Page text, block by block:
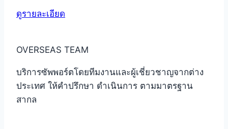
ดูรายละเอียด
OVERSEAS TEAM
บริการซัพพอร์ตโดยทีมงานและผู้เชี่ยวชาญจากต่าง
ประเทศ ให้คำปรึกษา ดำเนินการ ตามมาตรฐาน
สากล